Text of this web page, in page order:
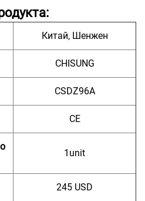
Китай, Шенжен
CHISUNG
CSDZ96A
CE
1unit
245 USD